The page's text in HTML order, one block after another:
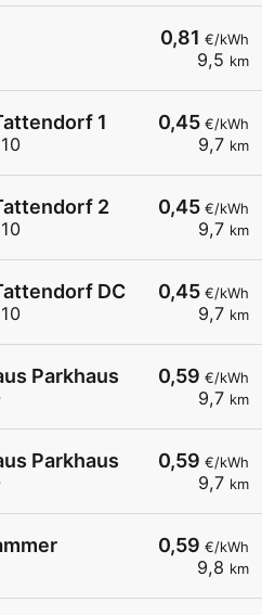
0,81 €/kWh
9,5 km
0,45 €/kWh
9,7 km
1
0,45 €/kWh
9,7 km
2
0,45 €/kWh
9,7 km
DC
0,59 €/kWh
9,7 km
Parkhaus
0,59 €/kWh
9,7 km
Parkhaus
0,59 €/kWh
9,8 km